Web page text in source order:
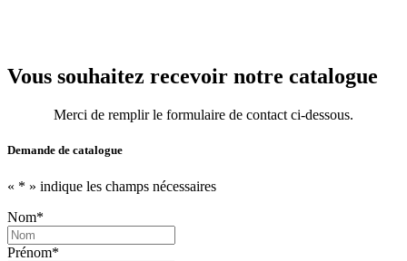
Vous souhaitez recevoir notre catalogue
Merci de remplir le formulaire de contact ci-dessous.
Demande de catalogue
« * » indique les champs nécessaires
Nom*
Prénom*